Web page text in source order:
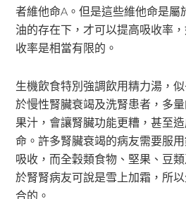
者維他命A。但是這些維他命是屬
油的存在下，才可以提高吸收率
收率是相當有限的。
生機飲食特別強調飲用精力湯，
於慢性腎臟衰竭及洗腎患者，多
果汁，會讓腎臟功能更糟，甚至
命。許多腎臟衰竭的病友需要服
吸收，而全穀類食物、堅果、豆
於腎腎病友可說是雪上加霜，所
合的。